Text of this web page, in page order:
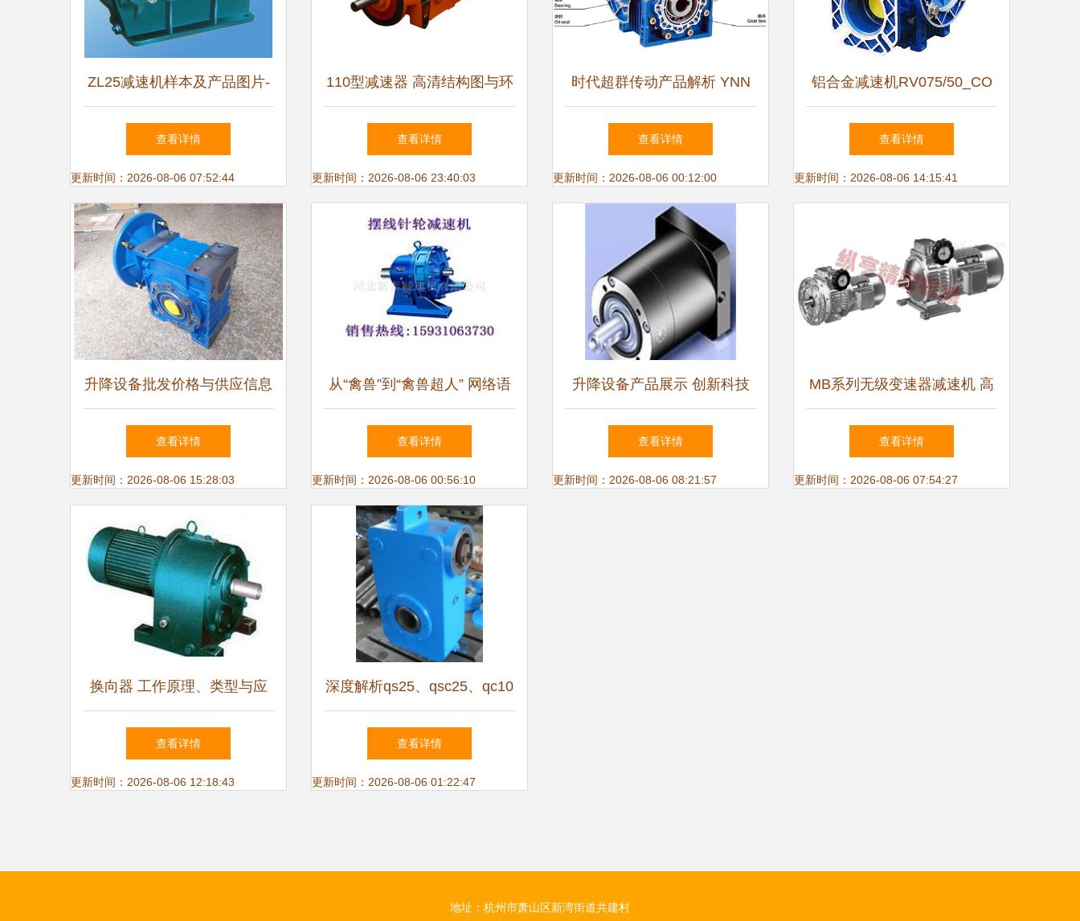
ZL25减速机样本及产品图片-
机电商情网电子样本库
查看详情
更新时间：2026-08-06 07:52:44
110型减速器 高清结构图与环
保工业应用解析
查看详情
更新时间：2026-08-06 23:40:03
时代超群传动产品解析 YNN
换向器及其在减速器中的应用
查看详情
更新时间：2026-08-06 00:12:00
铝合金减速机RV075/50_CO
在土木工程领域的应用优势与
换向器技术解析
查看详情
更新时间：2026-08-06 14:15:41
升降设备批发价格与供应信息
解析
查看详情
更新时间：2026-08-06 15:28:03
从“禽兽”到“禽兽超人” 网络语
境下的语义演变与行业信息整
合
查看详情
更新时间：2026-08-06 00:56:10
升降设备产品展示 创新科技
与卓越性能的融合
查看详情
更新时间：2026-08-06 08:21:57
MB系列无级变速器减速机 高
精度传动的核心解决方案
查看详情
更新时间：2026-08-06 07:54:27
换向器 工作原理、类型与应
用
查看详情
更新时间：2026-08-06 12:18:43
深度解析qs25、qsc25、qc10
与qsc12系列减速机 特性、应
用与选型指南
查看详情
更新时间：2026-08-06 01:22:47
地址：杭州市萧山区新湾街道共建村